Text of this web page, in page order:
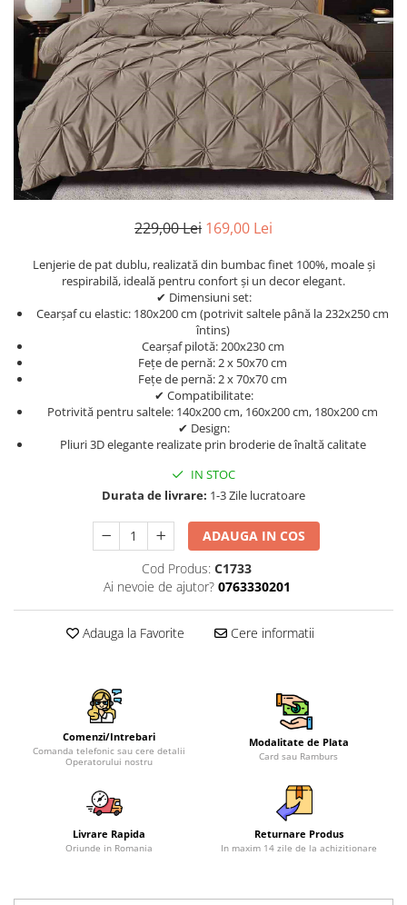
Cearceaf Normal
Lenjerii Pat Imprimeu 5D cu Elastic
Cearceaf cu Elastic pat 1 Persoana
Cearceaf cu Elastic pat 2 Persoane
Lenjerii Pat Inimi Brodate
Lenjerii Pat, Bumbac-Finet
Premium, 1 Persoana
Lenjerii Pat, Bumbac-Finet
Premium, 2 Persoane
229,00 Lei 169,00 Lei
Lenjerie de pat dublu, realizată din bumbac finet 100%, moale și
respirabilă, ideală pentru confort și un decor elegant.
✔ Dimensiuni set:
Cearșaf cu elastic: 180x200 cm (potrivit saltele până la 232x250 cm
întins)
Cearșaf pilotă: 200x230 cm
Fețe de pernă: 2 x 50x70 cm
Fețe de pernă: 2 x 70x70 cm
✔ Compatibilitate:
Potrivită pentru saltele: 140x200 cm, 160x200 cm, 180x200 cm
✔ Design:
Pliuri 3D elegante realizate prin broderie de înaltă calitate
IN STOC
Durata de livrare: 1-3 Zile lucratoare
ADAUGA IN COS
Cod Produs: C1733
Ai nevoie de ajutor? 0763330201
Adauga la Favorite Cere informatii
Comenzi/Intrebari
Comanda telefonic sau cere detalii
Operatorului nostru
Modalitate de Plata
Card sau Ramburs
Livrare Rapida
Oriunde in Romania
Returnare Produs
In maxim 14 zile de la achizitionare